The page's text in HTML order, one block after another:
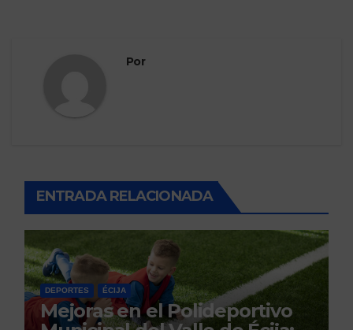
Por
ENTRADA RELACIONADA
DEPORTES ÉCIJA
Mejoras en el Polideportivo